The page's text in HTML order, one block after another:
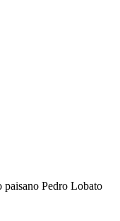
paisano Pedro Lobato